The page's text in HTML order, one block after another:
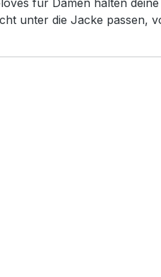
für Damen halten
unter die Jacke passen,